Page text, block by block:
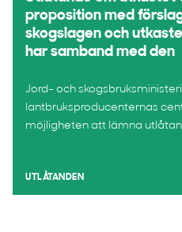
proposition med
skogslagen och
har samband med den
Jord- och
lantbruksproducenternas
möjligheten att lämna
UTLÅTANDEN